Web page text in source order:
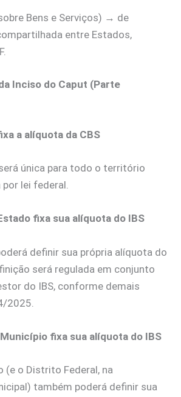
Bens e Serviços) → de
entre Estados,
Inciso do Caput (Parte
a alíquota da CBS
única para todo o território
por lei federal.
fixa sua alíquota do IBS
definir sua própria alíquota do
será regulada em conjunto
do IBS, conforme demais
2025.
fixa sua alíquota do IBS
(e o Distrito Federal, na
também poderá definir sua